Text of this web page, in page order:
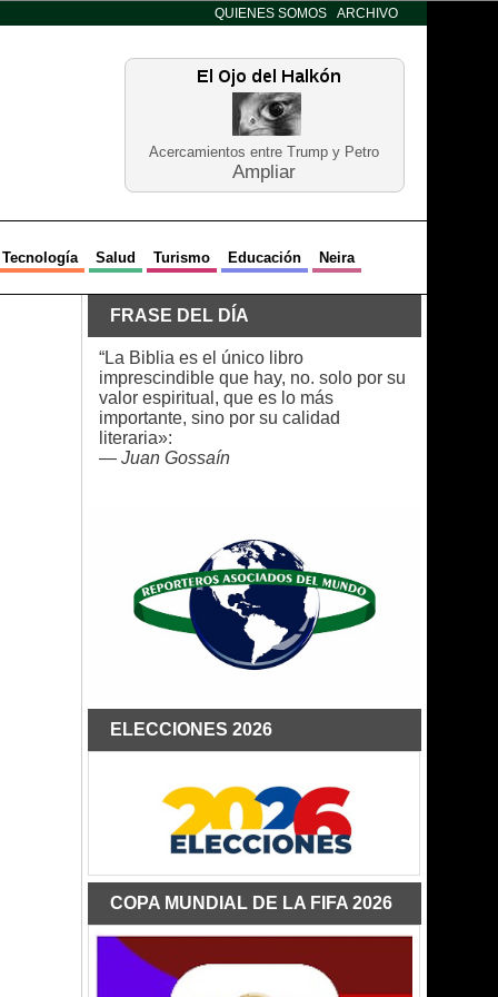
QUIENES SOMOS ARCHIVO
Acercamientos entre Trump y Petro
Ampliar
Tecnología Salud Turismo Educación Neira
FRASE DEL DÍA
“La Biblia es el único libro
imprescindible que hay, no. solo por su
valor espiritual, que es lo más
importante, sino por su calidad
literaria»:
— Juan Gossaín
ELECCIONES 2026
COPA MUNDIAL DE LA FIFA 2026